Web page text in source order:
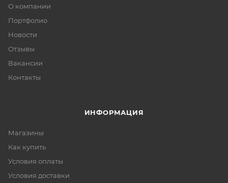
О компании
Портфолио
Новости
Отзывы
Вакансии
Контакты
ИНФОРМАЦИЯ
Магазины
Как купить
Условия оплаты
Условия доставки